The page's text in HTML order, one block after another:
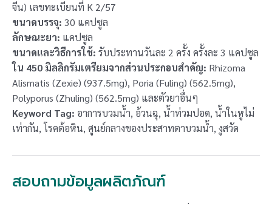
จีน) เลขทะเบียนที่ K 2/57
ขนาดบรรจุ: 30 แคปซูล
ลักษณะยา: แคปซูล
ขนาดและวิธีการใช้: รับประทานวันละ 2 ครั้ง ครั้งละ 3 แคปซูล
ใน 450 มิลลิกรัมเตรียมจากส่วนประกอบสำคัญ: Rhizoma
Alismatis (Zexie) (937.5mg), Poria (Fuling) (562.5mg),
Polyporus (Zhuling) (562.5mg) และตัวยาอื่นๆ
Keyword Tag: อาการบวมน้ำ, อ้วนฉุ, น้ำท่วมปอด, น้ำในหูไม่
เท่ากัน, โรคต้อหิน, ศูนย์กลางของประสาทตาบวมน้ำ, งูสวัด
สอบถามข้อมูลผลิตภัณฑ์